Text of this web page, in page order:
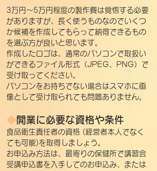
3万円～5万円程度の製作費は覚悟する必要
がありますが、長く使うものなのでいくつ
か候補を作成してもらって納得できるもの
を選ぶ方が良いと思います。
作成したロゴは、通常のパソコンで取扱い
ができるファイル形式（JPEG、PNG）で
受け取ってください。
パソコンをお持ちでない場合はスマホに画
像として受け取られても問題ありません。
◆開業に必要な資格や条件
食品衛生責任者の資格 (経営者本人でなく
ても可能)を取得しましょう。
お申込み方法は、最寄りの保健所で講習会
受講申込書を入手してのお申込み、または